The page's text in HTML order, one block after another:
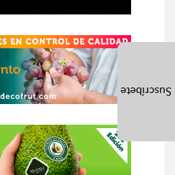
Suscríbete